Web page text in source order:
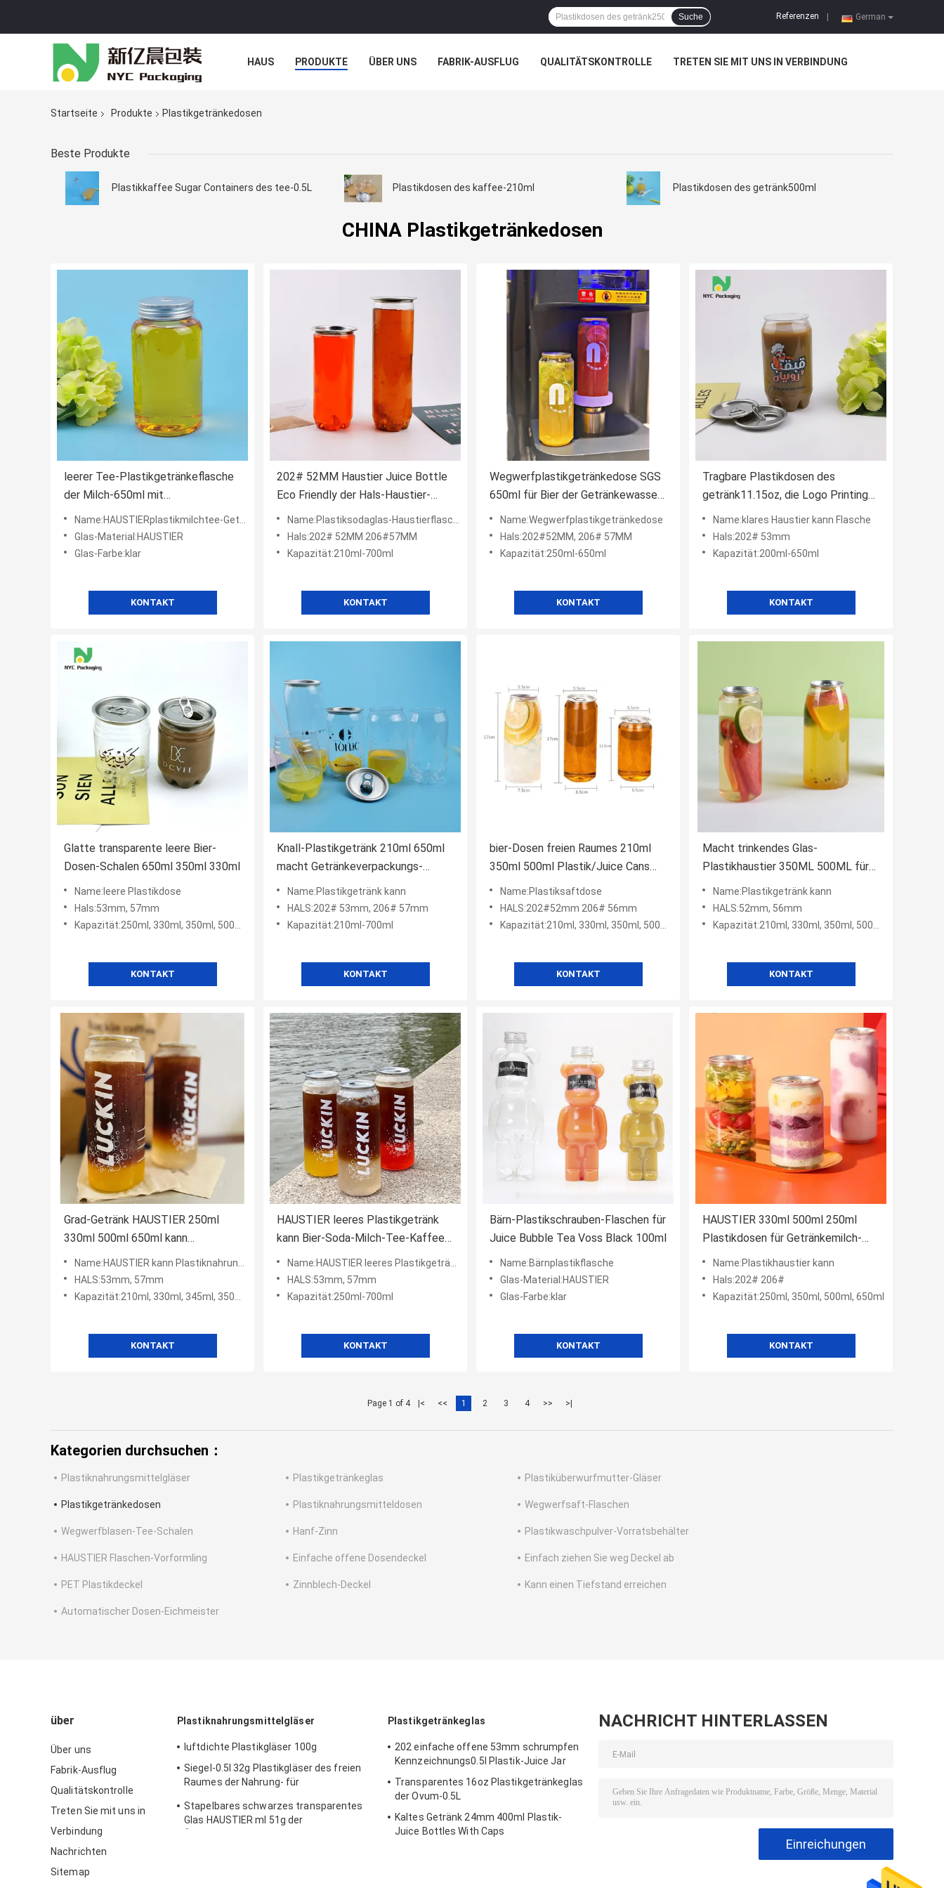
German
Referenzen
Suche
HAUS PRODUKTE ÜBER UNS FABRIK-AUSFLUG QUALITÄTSKONTROLLE TRETEN SIE MIT UNS IN VERBINDUNG
Startseite
Produkte Plastikgetränkedosen
Beste Produkte
Plastikkaffee Sugar Containers des tee-0.5L Plastikdosen des kaffee-210ml Plastikdosen des getränk500ml
CHINA Plastikgetränkedosen
leerer Tee-Plastikgetränkeflasche
der Milch-650ml mit
Aluminiumschrauben-Deckel
Name:HAUSTIERplastikmilchtee-Getränkeflasche
Glas-Material:HAUSTIER
Glas-Farbe:klar
KONTAKT
202# 52MM Haustier Juice Bottle
Eco Friendly der Hals-Haustier-
Kaffeetasse-250ml
Name:Plastiksodaglas-Haustierflaschen
Hals:202# 52MM 206#57MM
Kapazität:210ml-700ml
KONTAKT
Wegwerfplastikgetränkedose SGS
650ml für Bier der Getränkewasser-
Kaffee-kaltes alkoholfreien
Getränke
Name:Wegwerfplastikgetränkedose
Hals:202#52MM, 206# 57MM
Kapazität:250ml-650ml
KONTAKT
Tragbare Plastikdosen des
getränk11.15oz, die Logo Printing
verpacken
Name:klares Haustier kann Flasche
Hals:202# 53mm
Kapazität:200ml-650ml
KONTAKT
Glatte transparente leere Bier-
Dosen-Schalen 650ml 350ml 330ml
Name:leere Plastikdose
Hals:53mm, 57mm
Kapazität:250ml, 330ml, 350ml, 500ml, 650ml
KONTAKT
Knall-Plastikgetränk 210ml 650ml
macht Getränkeverpackungs-
Flaschen ein
Name:Plastikgetränk kann
HALS:202# 53mm, 206# 57mm
Kapazität:210ml-700ml
KONTAKT
bier-Dosen freien Raumes 210ml
350ml 500ml Plastik/Juice Cans
Custom
Name:Plastiksaftdose
HALS:202#52mm 206# 56mm
Kapazität:210ml, 330ml, 350ml, 500ml, 650ml, 700ml
KONTAKT
Macht trinkendes Glas-
Plastikhaustier 350ML 500ML für
das weiche Trinken ein
Name:Plastikgetränk kann
HALS:52mm, 56mm
Kapazität:210ml, 330ml, 350ml, 500ml, 650ml, 700ml
KONTAKT
Grad-Getränk HAUSTIER 250ml
330ml 500ml 650ml kann
Plastiknahrungsmittelfür Kaffee-
Getränke
Name:HAUSTIER kann Plastiknahrungsmittelgrad-Getränk für Kaffee-Getränke
HALS:53mm, 57mm
Kapazität:210ml, 330ml, 345ml, 350ml, 500ml, 650ml, 700ml
KONTAKT
HAUSTIER leeres Plastikgetränk
kann Bier-Soda-Milch-Tee-Kaffee-
Juice With Aluminum Ring Pull-
Deckel 350ml 500ml
Name:HAUSTIER leeres Plastikgetränk kann
HALS:53mm, 57mm
Kapazität:250ml-700ml
KONTAKT
Bärn-Plastikschrauben-Flaschen für
Juice Bubble Tea Voss Black 100ml
Name:Bärnplastikflasche
Glas-Material:HAUSTIER
Glas-Farbe:klar
KONTAKT
HAUSTIER 330ml 500ml 250ml
Plastikdosen für Getränkemilch-
TeeName:Plastikhaustier kann
Hals:202# 206#
Kapazität:250ml, 350ml, 500ml, 650ml
KONTAKT
Page 1 of 4 |< << 1 2 3 4 >> >|
Kategorien durchsuchen：
Plastiknahrungsmittelgläser Plastikgetränkeglas Plastiküberwurfmutter-Gläser
Plastikgetränkedosen Plastiknahrungsmitteldosen Wegwerfsaft-Flaschen
Wegwerfblasen-Tee-Schalen Hanf-Zinn Plastikwaschpulver-Vorratsbehälter
HAUSTIER Flaschen-Vorformling Einfache offene Dosendeckel Einfach ziehen Sie weg Deckel ab
PET Plastikdeckel Zinnblech-Deckel Kann einen Tiefstand erreichen
Automatischer Dosen-Eichmeister
über
Über uns
Fabrik-Ausflug
Qualitätskontrolle
Treten Sie mit uns in
Verbindung
Nachrichten
Sitemap
Plastiknahrungsmittelgläser
luftdichte Plastikgläser 100g
Siegel-0.5l 32g Plastikgläser des freien
Raumes der Nahrung- für
Stapelbares schwarzes transparentes
Glas HAUSTIER ml 51g der
Plastikgetränkeglas
202 einfache offene 53mm schrumpfen
Kennzeichnungs0.5l Plastik-Juice Jar
Transparentes 16oz Plastikgetränkeglas
der Ovum-0.5L
Kaltes Getränk 24mm 400ml Plastik-
Juice Bottles With Caps
NACHRICHT HINTERLASSEN